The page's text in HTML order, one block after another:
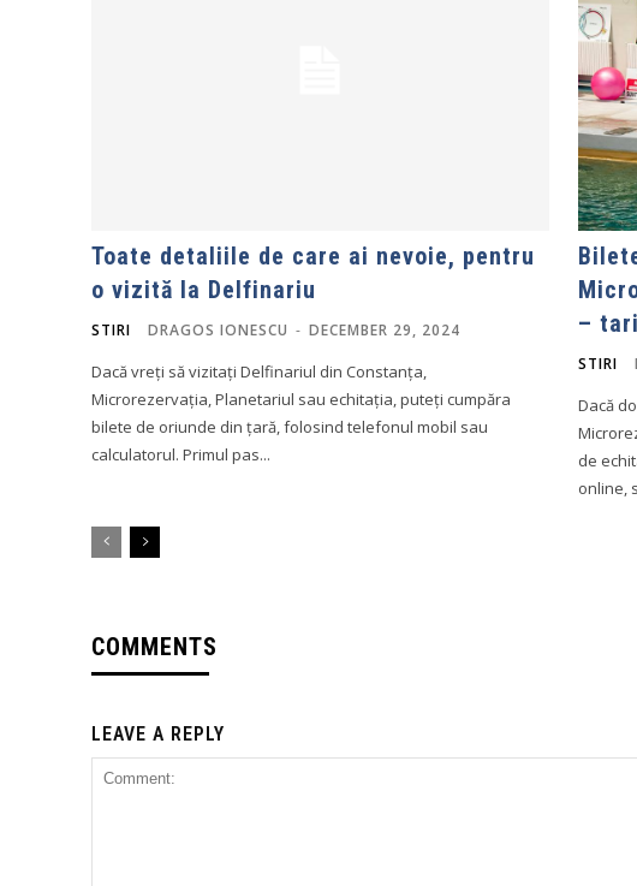
Toate detaliile de care ai nevoie, pentru
o vizită la Delfinariu
STIRI DRAGOS IONESCU - DECEMBER 29, 2024
Dacă vreți să vizitați Delfinariul din Constanța,
Microrezervația, Planetariul sau echitația, puteți cumpăra
bilete de oriunde din țară, folosind telefonul mobil sau
calculatorul. Primul pas...
–
STIRI
Dacă
de
online,
COMMENTS
LEAVE A REPLY